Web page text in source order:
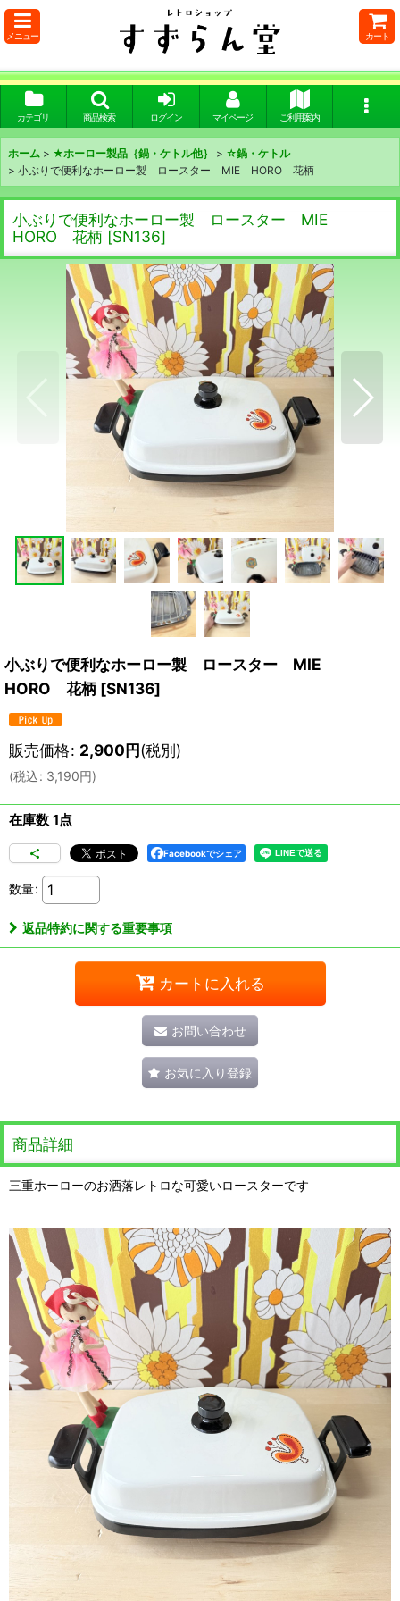
メニュー カート
カテゴリ 商品検索 ログイン マイページ ご利用案内
ホーム > ★ホーロー製品｛鍋・ケトル他｝ > ☆鍋・ケトル
> 小ぶりで便利なホーロー製 ロースター MIE HORO 花柄
小ぶりで便利なホーロー製 ロースター MIE
HORO 花柄 [SN136]
小ぶりで便利なホーロー製 ロースター MIE
HORO 花柄 [SN136]
販売価格: 2,900円(税別)
(税込: 3,190円)
在庫数 1点
Facebookでシェア
数量:
返品特約に関する重要事項
カートに入れる
お問い合わせ
お気に入り登録
商品詳細
三重ホーローのお洒落レトロな可愛いロースターです